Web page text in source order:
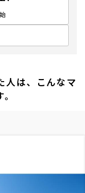
人は、こんなマ